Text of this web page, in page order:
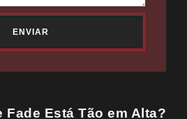
ENVIAR
Fade Está Tão em Alta?